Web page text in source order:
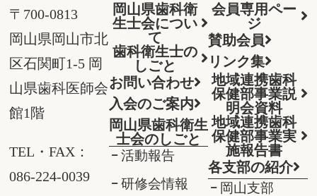
〒700-0813
岡山県岡山市北
区石関町1-5 岡
山県歯科医師会
館1階
TEL・FAX：
086-224-0039
岡山県歯科衛
生士会につい
て
歯科衛生士の
しごと
お問い合わせ
入会のご案内
岡山県歯科衛生
士会のしごと
活動報告
研修会情報
会員専用ペー
ジ
賛助会員
リンク集
地域連携歯科
保健部事業説
明会資料
地域連携歯科
保健部事業実
施報告書
各支部の紹介
岡山支部